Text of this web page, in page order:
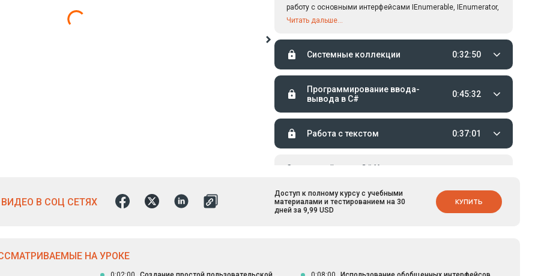
работу с основными интерфейсами IEnumerable, IEnumerator,
ICollection, а также оператор yield.
Читать дальше...
Системные коллекции 0:32:50
Программирование ввода-
вывода в C#
0:45:32
Работа с текстом 0:37:01
Следующий
C# Универсальные
В СОЦ СЕТЯХ
Доступ к полному курсу с учебными
материалами и тестированием на 30
дней за 9,99 USD
КУПИТЬ
НА УРОКЕ